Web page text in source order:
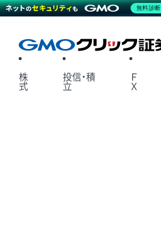
株
式
投信・積
立
Ｆ
Ｘ
無料診断